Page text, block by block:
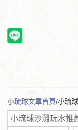
小琉球文章首頁/小琉
小琉球沙灘玩水推